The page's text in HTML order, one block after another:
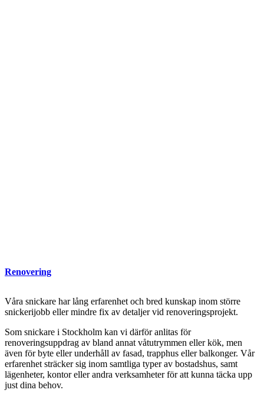
Renovering
Våra snickare har lång erfarenhet och bred kunskap inom större
snickerijobb eller mindre fix av detaljer vid renoveringsprojekt.
Som snickare i Stockholm kan vi därför anlitas för
renoveringsuppdrag av bland annat våtutrymmen eller kök, men
även för byte eller underhåll av fasad, trapphus eller balkonger. Vår
erfarenhet sträcker sig inom samtliga typer av bostadshus, samt
lägenheter, kontor eller andra verksamheter för att kunna täcka upp
just dina behov.